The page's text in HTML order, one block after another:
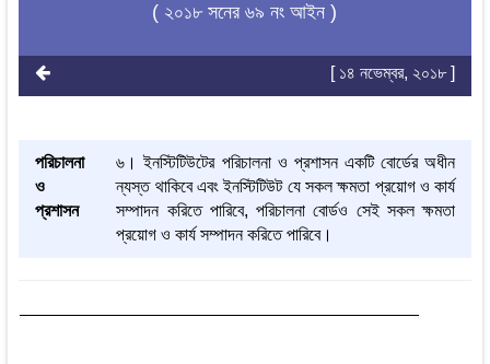
( ২০১৮ সনের ৬৯ নং আইন )
[ ১৪ নভেম্বর, ২০১৮ ]
পরিচালনা
ও
প্রশাসন
৬। ইনস্টিটিউটের পরিচালনা ও প্রশাসন একটি বোর্ডের অধীন
ন্যস্ত থাকিবে এবং ইনস্টিটিউট যে সকল ক্ষমতা প্রয়োগ ও কার্য
সম্পাদন করিতে পারিবে, পরিচালনা বোর্ডও সেই সকল ক্ষমতা
প্রয়োগ ও কার্য সম্পাদন করিতে পারিবে।